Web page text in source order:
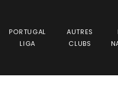
PORTUGAL
LIGA
AUTRES
CLUBS